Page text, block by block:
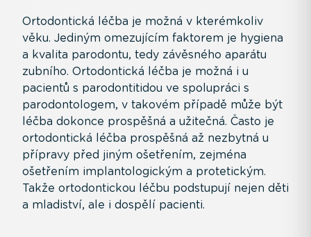
Ortodontická léčba je možná v kterémkoliv
věku. Jediným omezujícím faktorem je hygiena
a kvalita parodontu, tedy závěsného aparátu
zubního. Ortodontická léčba je možná i u
pacientů s parodontitidou ve spolupráci s
parodontologem, v takovém případě může být
léčba dokonce prospěšná a užitečná. Často je
ortodontická léčba prospěšná až nezbytná u
přípravy před jiným ošetřením, zejména
ošetřením implantologickým a protetickým.
Takže ortodontickou léčbu podstupují nejen děti
a mladiství, ale i dospělí pacienti.